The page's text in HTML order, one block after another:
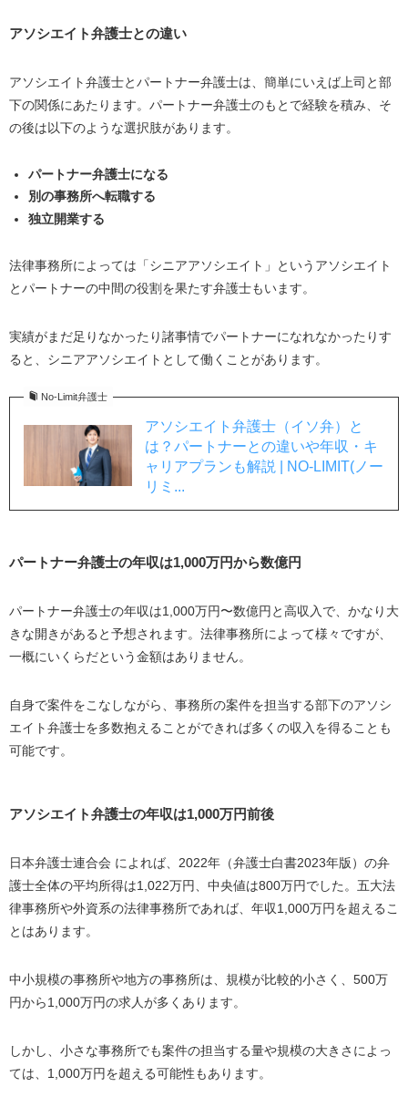
パートナー 弁護士に向いている人
アソシエイト 弁護士に向いている人
事務所への貢献
留学・出向などの経験や専門性の高さ
パートナー弁護士になる4つの方法とは？
裁判官・検察官を経験してから転職する
パートナー制がある小中規模の法律事務所に転職す
独立開業し共同経営者になる
パートナー弁護士になるためのおすすめ転職エージェン
弁護士転職.jp
リーガルジョブボード
独立・開業
インハウスや顧問弁護士に転職
他の法律事務所へ転職
アソシエイト弁護士との違い
アソシエイト弁護士とパートナー弁護士は、簡単にいえば上司と部
下の関係にあたります。パートナー弁護士のもとで経験を積み、そ
の後は以下のような選択肢があります。
パートナー弁護士になる
別の事務所へ転職する
独立開業する
法律事務所によっては「シニアアソシエイト」というアソシエイト
とパートナーの中間の役割を果たす弁護士もいます。
実績がまだ足りなかったり諸事情でパートナーになれなかったりす
ると、シニアアソシエイトとして働くことがあります。
No-Limit弁護士
アソシエイト弁護士（イソ弁）と
は？パートナーとの違いや年収・キ
ャリアプランも解説 | NO-LIMIT(ノー
リミ...
パートナー弁護士の年収は1,000万円から数億円
パートナー弁護士の年収は1,000万円〜数億円と高収入で、かなり大
きな開きがあると予想されます。法律事務所によって様々ですが、
一概にいくらだという金額はありません。
自身で案件をこなしながら、事務所の案件を担当する部下のアソシ
エイト弁護士を多数抱えることができれば多くの収入を得ることも
可能です。
アソシエイト弁護士の年収は1,000万円前後
日本弁護士連合会 によれば、2022年（弁護士白書2023年版）の弁
護士全体の平均所得は1,022万円、中央値は800万円でした。五大法
律事務所や外資系の法律事務所であれば、年収1,000万円を超えるこ
とはあります。
中小規模の事務所や地方の事務所は、規模が比較的小さく、500万
円から1,000万円の求人が多くあります。
しかし、小さな事務所でも案件の担当する量や規模の大きさによっ
ては、1,000万円を超える可能性もあります。